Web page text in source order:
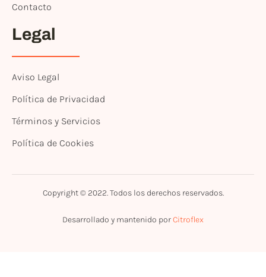
Contacto
Legal
Aviso Legal
Política de Privacidad
Términos y Servicios
Política de Cookies
Copyright © 2022. Todos los derechos reservados.
Desarrollado y mantenido porCitroflex